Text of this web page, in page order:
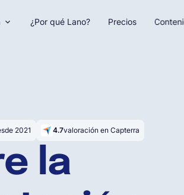
¿Por qué Lano? Precios
2021 4.7valoración en Capterra
la